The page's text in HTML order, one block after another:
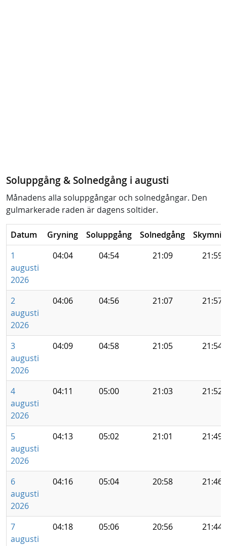
Soluppgång & Solnedgång i augusti
Månadens alla soluppgångar och solnedgångar. Den
gulmarkerade raden är dagens soltider.
Datum Gryning Soluppgång Solnedgång
1
augusti
2026
04:04 04:54 21:09 21:59
2
augusti
2026
04:06 04:56 21:07 21:57
3
augusti
2026
04:09 04:58 21:05 21:54
4
augusti
2026
04:11 05:00 21:03 21:52
5
augusti
2026
04:13 05:02 21:01 21:49
6
augusti
2026
04:16 05:04 20:58 21:46
7
augusti
04:18 05:06 20:56 21:44